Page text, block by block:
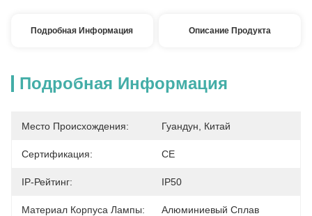
Подробная Информация Описание Продукта
Подробная Информация
Место Происхождения: Гуандун, Китай
Сертификация: CE
IP-Рейтинг: IP50
Материал Корпуса Лампы: Алюминиевый Сплав